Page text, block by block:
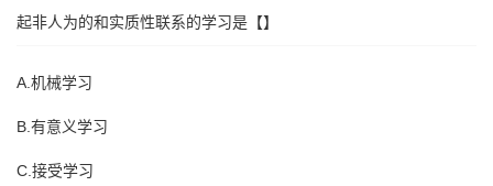
起非人为的和实质性联系的学习是【】
A.机械学习
B.有意义学习
C.接受学习